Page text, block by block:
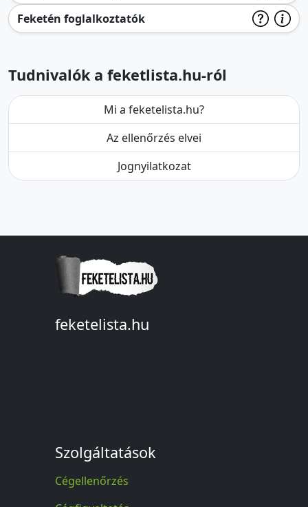
Feketén foglalkoztatók
Tudnivalók a feketlista.hu-ról
Mi a feketelista.hu?
Az ellenőrzés elvei
Jognyilatkozat
feketelista.hu
Szolgáltatások
Cégellenőrzés